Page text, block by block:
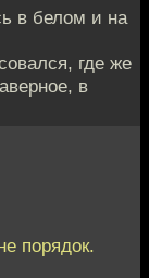
в белом и на
где же
в
порядок.